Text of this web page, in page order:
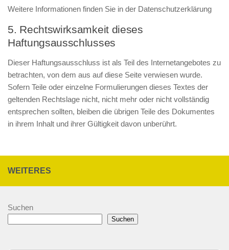
Weitere Informationen finden Sie in der Datenschutzerklärung
5. Rechtswirksamkeit dieses
Haftungsausschlusses
Dieser Haftungsausschluss ist als Teil des Internetangebotes zu
betrachten, von dem aus auf diese Seite verwiesen wurde.
Sofern Teile oder einzelne Formulierungen dieses Textes der
geltenden Rechtslage nicht, nicht mehr oder nicht vollständig
entsprechen sollten, bleiben die übrigen Teile des Dokumentes
in ihrem Inhalt und ihrer Gültigkeit davon unberührt.
WEITERES
Suchen
Suchen